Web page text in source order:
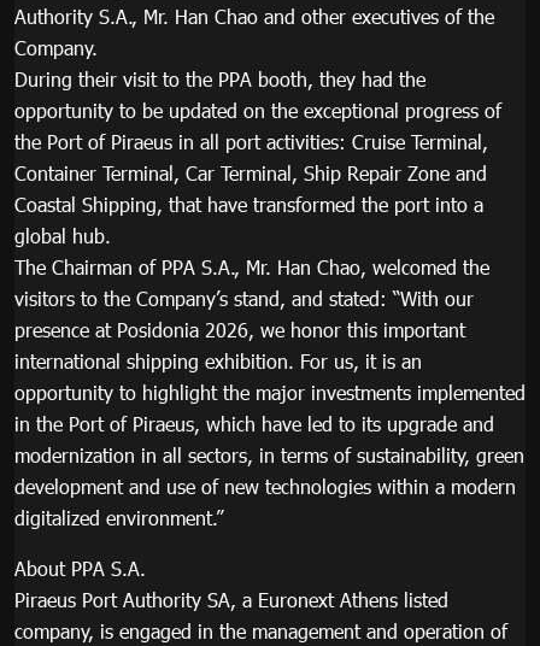
Authority S.A., Mr. Han Chao and other executives of the
Company.
During their visit to the PPA booth, they had the
opportunity to be updated on the exceptional progress of
the Port of Piraeus in all port activities: Cruise Terminal,
Container Terminal, Car Terminal, Ship Repair Zone and
Coastal Shipping, that have transformed the port into a
global hub.
The Chairman of PPA S.A., Mr. Han Chao, welcomed the
visitors to the Company’s stand, and stated: “With our
presence at Posidonia 2026, we honor this important
international shipping exhibition. For us, it is an
opportunity to highlight the major investments implemented
in the Port of Piraeus, which have led to its upgrade and
modernization in all sectors, in terms of sustainability, green
development and use of new technologies within a modern
digitalized environment.”
About PPA S.A.
Piraeus Port Authority SA, a Euronext Athens listed
company, is engaged in the management and operation of